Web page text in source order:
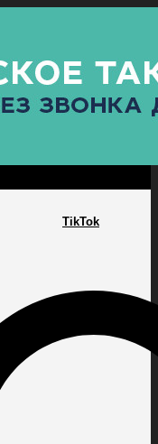
TikTok
ПРОКУРАТУРАСПОРТ